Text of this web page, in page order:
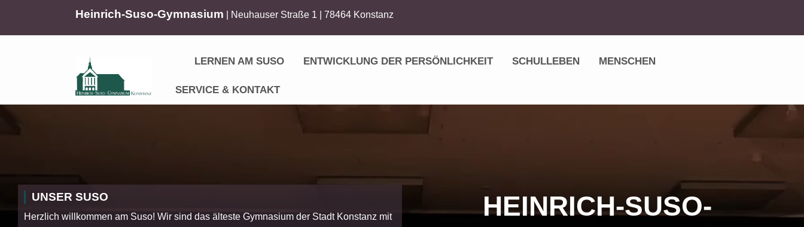
Heinrich-Suso-Gymnasium | Neuhauser Straße 1 | 78464 Konstanz
LERNEN AM SUSO ENTWICKLUNG DER PERSÖNLICHKEIT SCHULLEBEN MENSCHEN
SERVICE & KONTAKT
UNSER SUSO
Herzlich willkommen am Suso! Wir sind das älteste Gymnasium der Stadt Konstanz mit
HEINRICH-SUSO-